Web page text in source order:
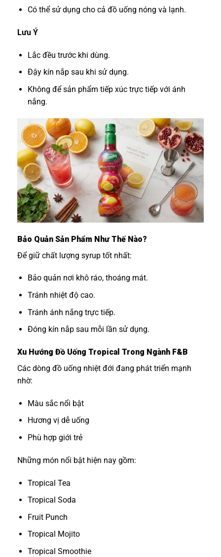
Có thể sử dụng cho cả đồ uống nóng và lạnh.
Lưu Ý
Lắc đều trước khi dùng.
Đậy kín nắp sau khi sử dụng.
Không để sản phẩm tiếp xúc trực tiếp với ánh
nắng.
Bảo Quản Sản Phẩm Như Thế Nào?
Để giữ chất lượng syrup tốt nhất:
Bảo quản nơi khô ráo, thoáng mát.
Tránh nhiệt độ cao.
Tránh ánh nắng trực tiếp.
Đóng kín nắp sau mỗi lần sử dụng.
Xu Hướng Đồ Uống Tropical Trong Ngành F&B
Các dòng đồ uống nhiệt đới đang phát triển mạnh
nhờ:
Màu sắc nổi bật
Hương vị dễ uống
Phù hợp giới trẻ
Những món nổi bật hiện nay gồm:
Tropical Tea
Tropical Soda
Fruit Punch
Tropical Mojito
Tropical Smoothie